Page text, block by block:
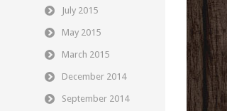
July 2015
May 2015
March 2015
December 2014
September 2014